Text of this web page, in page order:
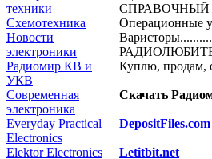
техники
Схемотехника
Новости
электроники
Радиомир КВ и
УКВ
Современная
электроника
Everyday Practical
Electronics
Elektor Electronics
Операционные
Куплю, продам,
Скачать
DepositFiles.com
Letitbit.net